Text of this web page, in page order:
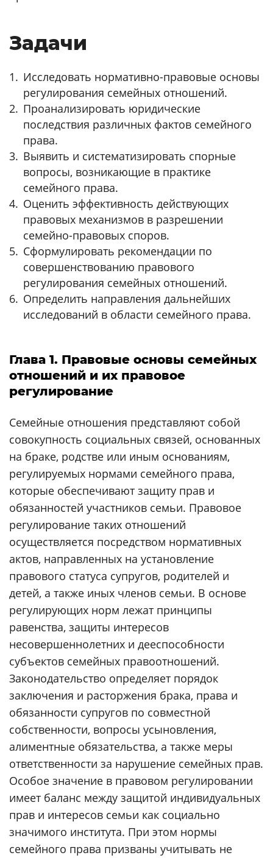
Задачи
Исследовать нормативно-правовые основы
регулирования семейных отношений.
Проанализировать юридические
последствия различных фактов семейного
права.
Выявить и систематизировать спорные
вопросы, возникающие в практике
семейного права.
Оценить эффективность действующих
правовых механизмов в разрешении
семейно-правовых споров.
Сформулировать рекомендации по
совершенствованию правового
регулирования семейных отношений.
Определить направления дальнейших
исследований в области семейного права.
Глава 1. Правовые основы семейных
отношений и их правовое
регулирование
Семейные отношения представляют собой
совокупность социальных связей, основанных
на браке, родстве или иным основаниям,
регулируемых нормами семейного права,
которые обеспечивают защиту прав и
обязанностей участников семьи. Правовое
регулирование таких отношений
осуществляется посредством нормативных
актов, направленных на установление
правового статуса супругов, родителей и
детей, а также иных членов семьи. В основе
регулирующих норм лежат принципы
равенства, защиты интересов
несовершеннолетних и дееспособности
субъектов семейных правоотношений.
Законодательство определяет порядок
заключения и расторжения брака, права и
обязанности супругов по совместной
собственности, вопросы усыновления,
алиментные обязательства, а также меры
ответственности за нарушение семейных прав.
Особое значение в правовом регулировании
имеет баланс между защитой индивидуальных
прав и интересов семьи как социально
значимого института. При этом нормы
семейного права призваны учитывать не